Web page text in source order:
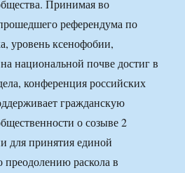
Принимая во
референдума по
уровень ксенофобии,
национальной почве достиг в
конференция российских
гражданскую
о созыве 2
для принятия единой
раскола в